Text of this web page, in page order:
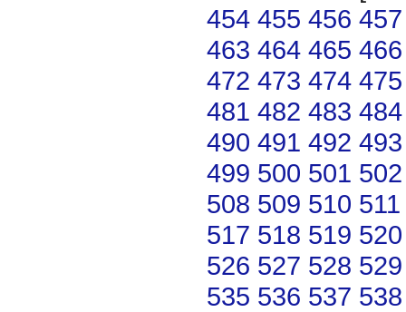
454 455 456 457
463 464 465 466
472 473 474 475
481 482 483 484
490 491 492 493
499 500 501 502
508 509 510 511
517 518 519 520
526 527 528 529
535 536 537 538